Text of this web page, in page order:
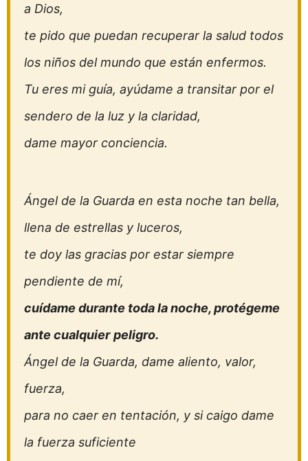
a Dios,
te pido que puedan recuperar la salud todos
los niños del mundo que están enfermos.
Tu eres mi guía, ayúdame a transitar por el
sendero de la luz y la claridad,
dame mayor conciencia.
Ángel de la Guarda en esta noche tan bella,
llena de estrellas y luceros,
te doy las gracias por estar siempre
pendiente de mí,
cuídame durante toda la noche, protégeme
ante cualquier peligro.
Ángel de la Guarda, dame aliento, valor,
fuerza,
para no caer en tentación, y si caigo dame
la fuerza suficiente